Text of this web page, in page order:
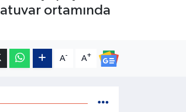
ortamında
A- A+